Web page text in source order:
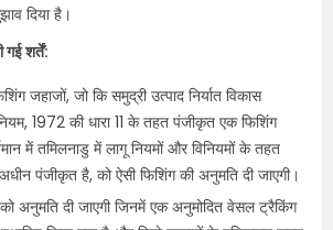
दिया है।
गई शर्तें:
जहाजों, जो कि समुद्री उत्पाद निर्यात विकास
1972 की धारा 11 के तहत पंजीकृत एक फिशिंग
में तमिलनाडु में लागू नियमों और विनियमों के तहत
पंजीकृत है, को ऐसी फिशिंग की अनुमति दी जाएगी।
अनुमति दी जाएगी जिनमें एक अनुमोदित वेसल ट्रैकिंग